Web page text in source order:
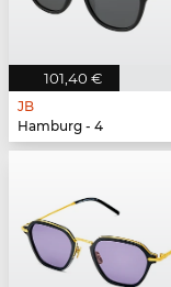
101,40 €
JB
Hamburg - 4